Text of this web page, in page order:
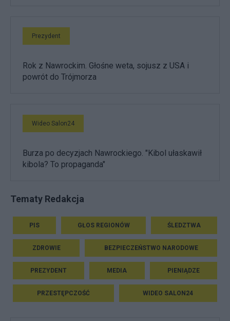
Prezydent
Rok z Nawrockim. Głośne weta, sojusz z USA i
powrót do Trójmorza
Wideo Salon24
Burza po decyzjach Nawrockiego. "Kibol ułaskawił
kibola? To propaganda"
Tematy Redakcja
PIS GŁOS REGIONÓW ŚLEDZTWA
ZDROWIE BEZPIECZEŃSTWO NARODOWE
PREZYDENT MEDIA PIENIĄDZE
PRZESTĘPCZOŚĆ WIDEO SALON24